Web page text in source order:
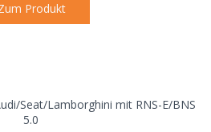
Produkt